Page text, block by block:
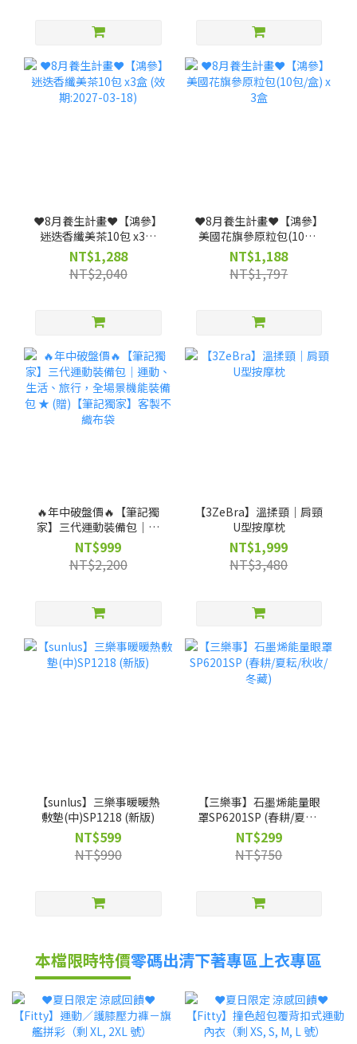
❤️8月養生計畫❤️【鴻參】
迷迭香纖美茶10包 x3盒
(效期:2027-03-18)
NT$1,288
NT$2,040
❤️8月養生計畫❤️【鴻參】
美國花旗參原粒包(10包/
盒) x 3盒
NT$1,188
NT$1,797
🔥年中破盤價🔥【筆記獨
家】三代運動裝備包｜運
動、生活、旅行，全場景
機能裝備包 ★ (贈)【筆記
獨家】客製不織布袋
NT$999
NT$2,200
【3ZeBra】溫揉頸｜肩頸
U型按摩枕
NT$1,999
NT$3,480
【sunlus】三樂事暖暖熱
敷墊(中)SP1218 (新版)
NT$599
NT$990
【三樂事】石墨烯能量眼
罩SP6201SP (春耕/夏耘/
秋收/冬藏)
NT$299
NT$750
本檔限時特價零碼出清下著專區上衣專區